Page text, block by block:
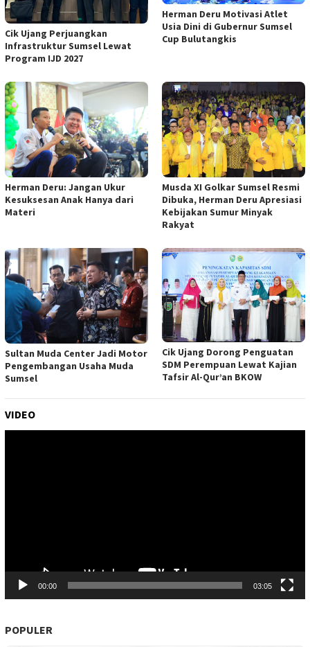
Cik Ujang Perjuangkan
Infrastruktur Sumsel Lewat
Program IJD 2027
Herman Deru Motivasi Atlet
Usia Dini di Gubernur Sumsel
Cup Bulutangkis
Herman Deru: Jangan Ukur
Kesuksesan Anak Hanya dari
Materi
Musda XI Golkar Sumsel Resmi
Dibuka, Herman Deru Apresiasi
Kebijakan Sumur Minyak
Rakyat
Sultan Muda Center Jadi Motor
Pengembangan Usaha Muda
Sumsel
Cik Ujang Dorong Penguatan
SDM Perempuan Lewat Kajian
Tafsir Al-Qur’an BKOW
VIDEO
00:00 03:05
POPULER